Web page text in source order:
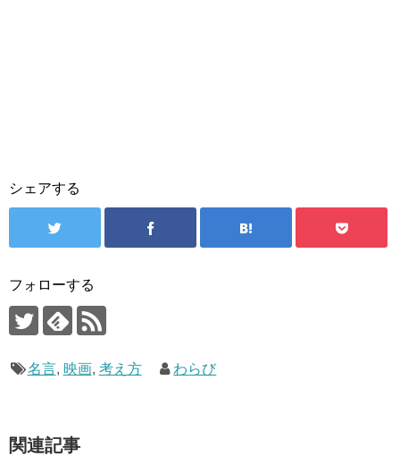
シェアする
フォローする
名言, 映画, 考え方 わらび
関連記事